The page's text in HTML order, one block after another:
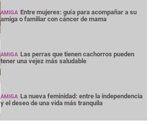
AMIGA Entre mujeres: guía para acompañar a su
amiga o familiar con cáncer de mama
AMIGA Las perras que tienen cachorros pueden
tener una vejez más saludable
AMIGA La nueva feminidad: entre la independencia
y el deseo de una vida más tranquila